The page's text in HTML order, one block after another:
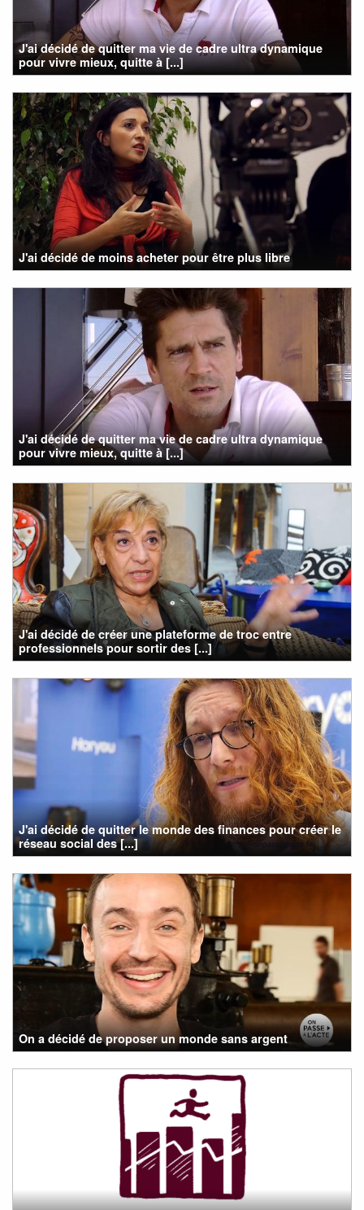
J'ai décidé de quitter ma vie de cadre ultra dynamique
pour vivre mieux, quitte à [...]
J'ai décidé de moins acheter pour être plus libre
J'ai décidé de quitter ma vie de cadre ultra dynamique
pour vivre mieux, quitte à [...]
J'ai décidé de créer une plateforme de troc entre
professionnels pour sortir des [...]
J'ai décidé de quitter le monde des finances pour créer le
réseau social des [...]
On a décidé de proposer un monde sans argent